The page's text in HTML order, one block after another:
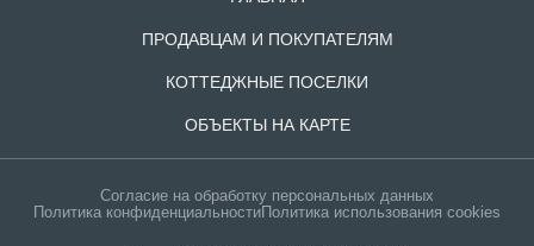
ПРОДАВЦАМ И ПОКУПАТЕЛЯМ
КОТТЕДЖНЫЕ ПОСЕЛКИ
ОБЪЕКТЫ НА КАРТЕ
Согласие на обработку персональных данных
Политика конфиденциальностиПолитика использования cookies